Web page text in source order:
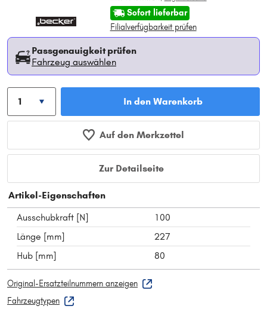
Sofort lieferbar
Filialverfügbarkeit prüfen
Passgenauigkeit prüfen
Fahrzeug auswählen
In den Warenkorb
Auf den Merkzettel
Zur Detailseite
Artikel-Eigenschaften
Ausschubkraft [N]
100
Länge [mm]
227
Hub [mm]
80
Original-Ersatzteilnummern anzeigen
Fahrzeugtypen